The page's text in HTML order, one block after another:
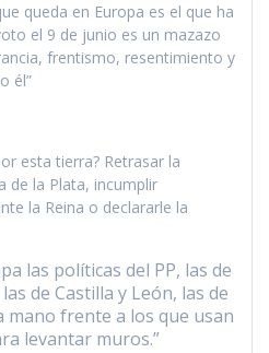
queda en Europa es el que ha
el 9 de junio es un mazazo
frentismo, resentimiento y
él”
esta tierra? Retrasar la
de la Plata, incumplir
la Reina o declararle la
las políticas del PP, las de
de Castilla y León, las de
mano frente a los que usan
levantar muros.”